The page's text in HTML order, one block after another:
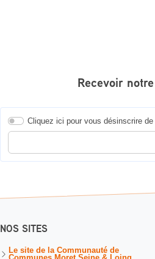
Recevoir
Cliquez ici pour vous désinscrire
Entrer votre adresse courriel pour
NOS SITES
Le site de la Communauté de
Communes Moret Seine & Loing